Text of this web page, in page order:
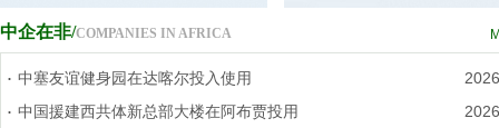
中企在非/COMPANIES IN AFRICA
. 中塞友谊健身园在达喀尔投入使用
. 中国援建西共体新总部大楼在阿布贾投用